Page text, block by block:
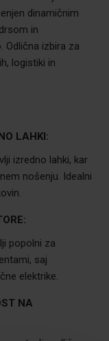
dinamičnim
in
Odlična izbira za
logistiki in
LAHKI:
izredno lahki, kar
nošenju. Idealni
popolni za
saj
elektrike.
NA